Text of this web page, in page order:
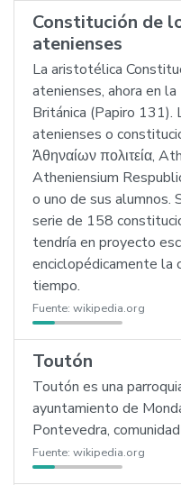
Constitución de
atenienses
La aristotélica
atenienses, ahora en
Británica (Papiro 131).
atenienses o
Ἀθηναίων πολιτεία,
Atheniensium
o uno de sus alumnos.
serie de 158
tendría en proyecto
enciclopédicamente la
tiempo.
Fuente: wikipedia.org
Toutón
Toutón es una
ayuntamiento de
Pontevedra,
Fuente: wikipedia.org